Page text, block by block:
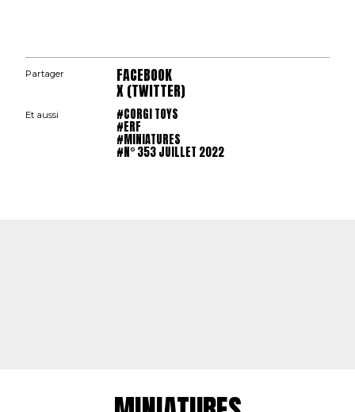
Partager FACEBOOK
X (TWITTER)
Et aussi #CORGI TOYS
#ERF
#MINIATURES
#N° 353 JUILLET 2022